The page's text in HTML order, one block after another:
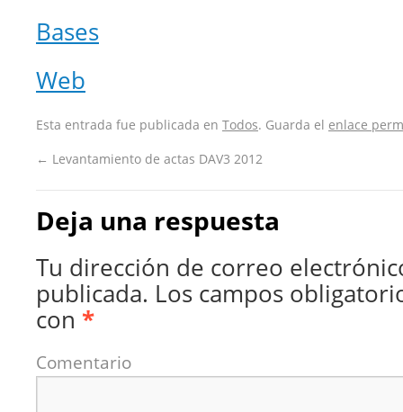
Bases
Web
Esta entrada fue publicada en Todos. Guarda el enlace
← Levantamiento de actas DAV3 2012
Deja una respuesta
Tu dirección de correo
publicada. Los campos
con *
Comentario